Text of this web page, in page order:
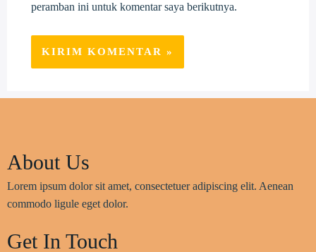
peramban ini untuk komentar saya berikutnya.
About Us
Lorem ipsum dolor sit amet, consectetuer adipiscing elit. Aenean
commodo ligule eget dolor.
Get In Touch